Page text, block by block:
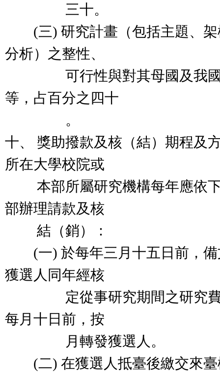
三十。
(三) 研究計畫（包括主題、架
分析）之整性、
可行性與對其母國及我國
等，占百分之四十
。
十、 獎助撥款及核（結）期程及
所在大學校院或
本部所屬研究機構每年應依下
部辦理請款及核
結（銷）：
(一) 於每年三月十五日前，備
獲選人同年經核
定從事研究期間之研究費
每月十日前，按
月轉發獲選人。
(二) 在獲選人抵臺後繳交來臺